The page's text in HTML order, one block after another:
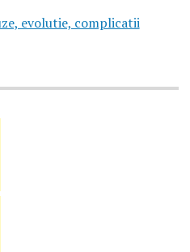
evolutie, complicatii